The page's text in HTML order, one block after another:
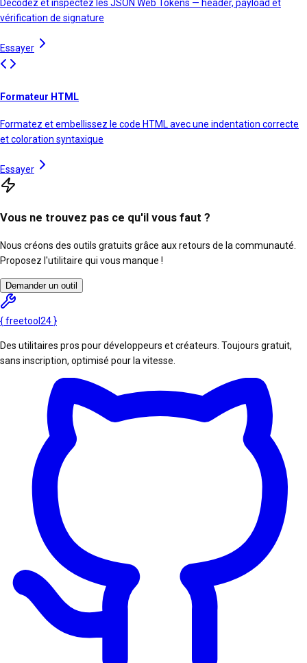
Décodez et inspectez les JSON Web Tokens — header, payload et
vérification de signature
Essayer
Formateur HTML
Formatez et embellissez le code HTML avec une indentation correcte
et coloration syntaxique
Essayer
Vous ne trouvez pas ce qu'il vous faut ?
Nous créons des outils gratuits grâce aux retours de la communauté.
Proposez l'utilitaire qui vous manque !
Demander un outil
{freetool 24 }
Des utilitaires pros pour développeurs et créateurs. Toujours gratuit,
sans inscription, optimisé pour la vitesse.